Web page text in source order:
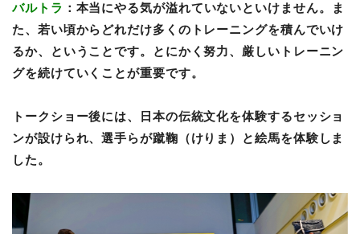
バルトラ ：本当にやる気が溢れていないといけません。ま
た、若い頃からどれだけ多くのトレーニングを積んでいけ
るか、ということです。とにかく努力、厳しいトレーニン
グを続けていくことが重要です。
トークショー後には、日本の伝統文化を体験するセッショ
ンが設けられ、選手らが蹴鞠（けりま）と絵馬を体験しま
した。